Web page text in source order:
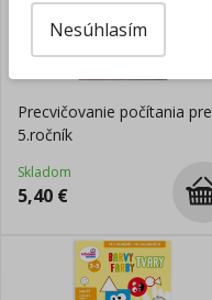
Precvičovanie počítania pre
5.ročník
Skladom
5,40 €
Nesúhlasím